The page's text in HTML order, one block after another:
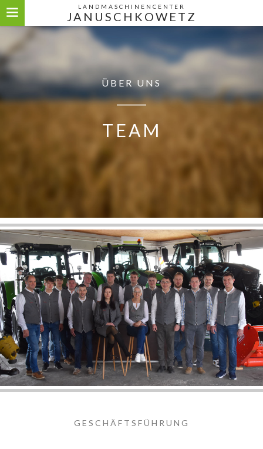
LANDMASCHINENCENTER
JANUSCHKOWETZ
ÜBER UNS
TEAM
GESCHÄFTSFÜHRUNG